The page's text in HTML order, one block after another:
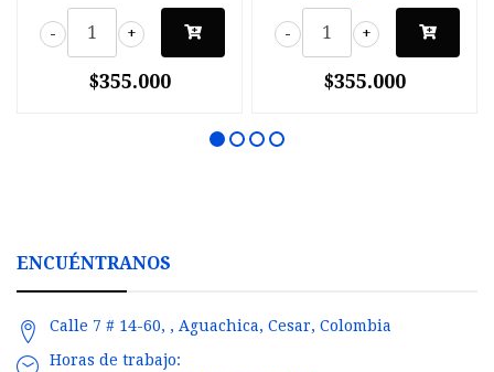
+
-
$355.000
+
-
$355.000
ENCUÉNTRANOS
Calle 7 # 14-60, , Aguachica, Cesar, Colombia
Horas de trabajo: